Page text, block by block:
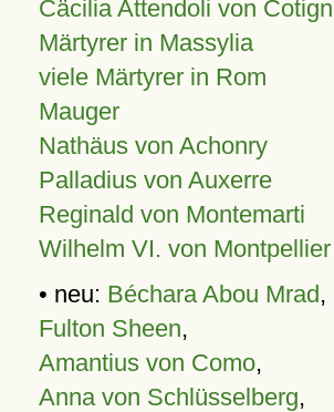
Cäcilia Attendoli von
Märtyrer in Massylia
viele Märtyrer in Rom
Mauger
Nathäus von Achonry
Palladius von Auxerre
Reginald von Montemarti
Wilhelm VI. von Montpellier
• neu: Béchara Abou Mrad,
Fulton Sheen,
Amantius von Como,
Anna von Schlüsselberg,